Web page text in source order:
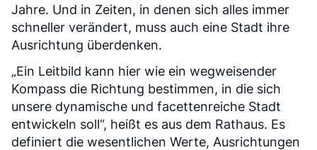
Jahre. Und in Zeiten, in denen sich alles immer
schneller verändert, muss auch eine Stadt ihre
Ausrichtung überdenken.
„Ein Leitbild kann hier wie ein wegweisender
Kompass die Richtung bestimmen, in die sich
unsere dynamische und facettenreiche Stadt
entwickeln soll“, heißt es aus dem Rathaus. Es
definiert die wesentlichen Werte, Ausrichtungen